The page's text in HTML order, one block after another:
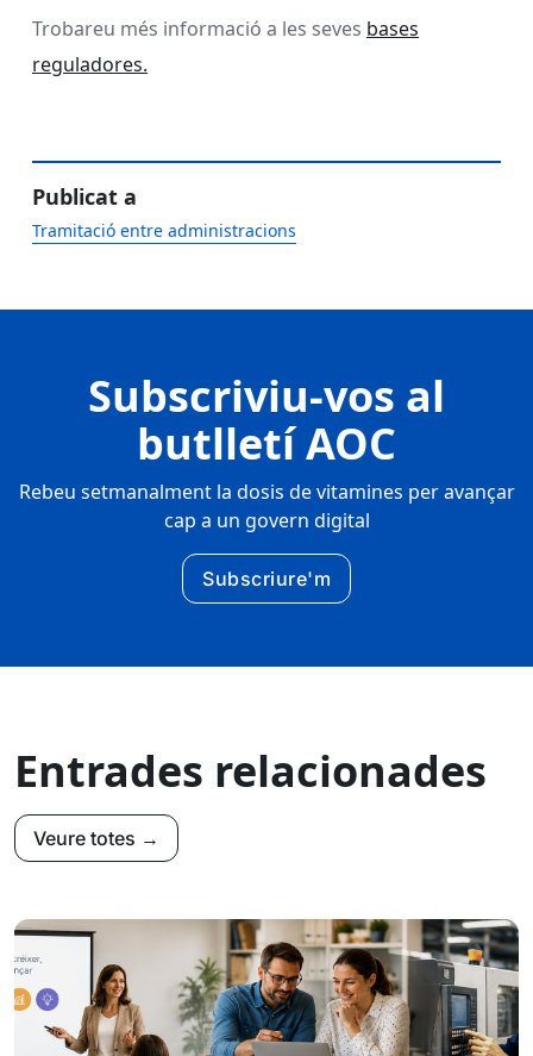
Trobareu més informació a les seves bases
reguladores.
Publicat a
Tramitació entre administracions
Subscriviu-vos al
butlletí AOC
Rebeu setmanalment la dosis de vitamines per avançar
cap a un govern digital
Subscriure'm
Entrades relacionades
Veure totes →